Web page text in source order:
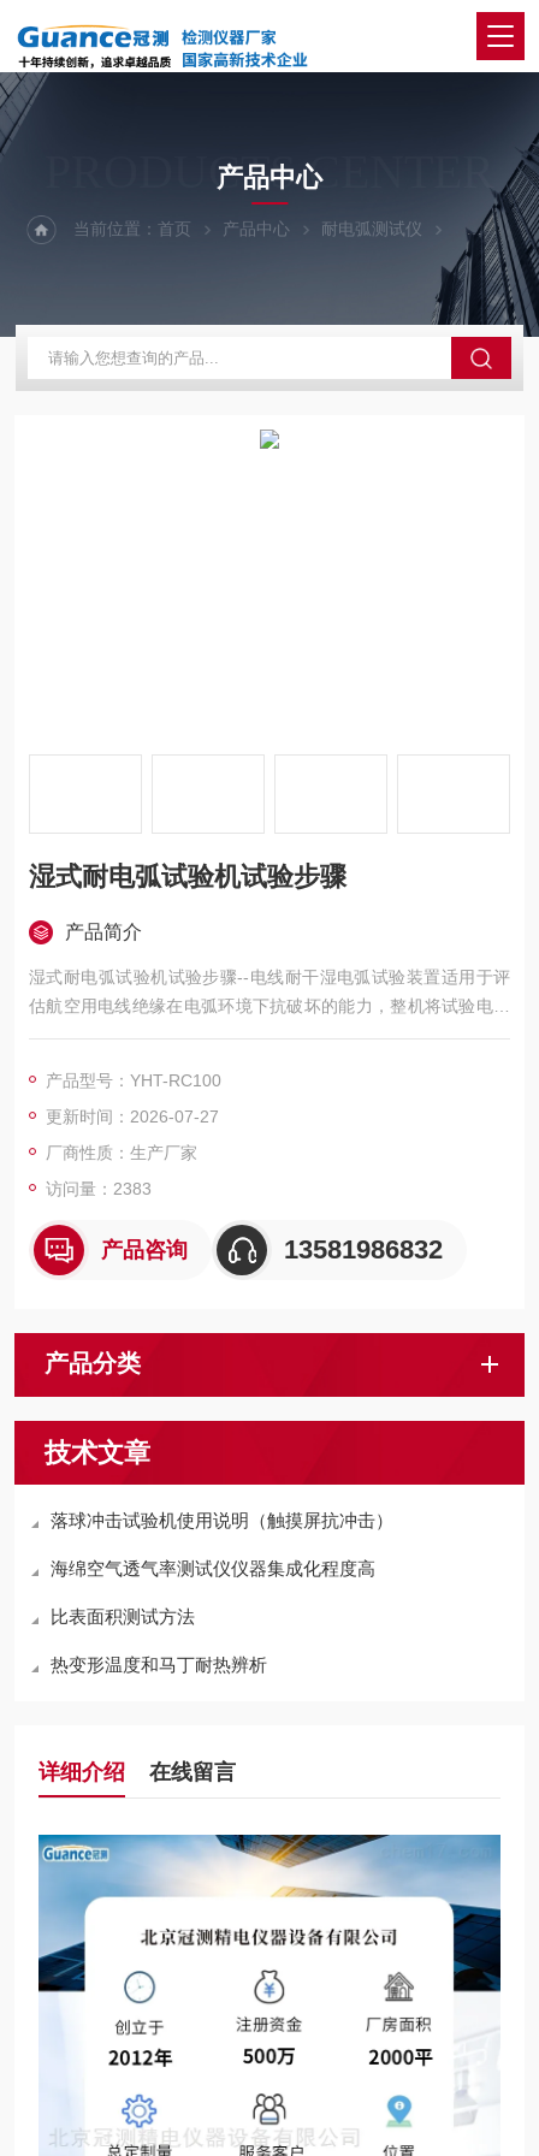
PRODUCTS CENTER
产品中心
当前位置：首页 产品中心 耐电弧测试仪 100-电线
湿式耐电弧试验机试验步骤
产品简介
湿式耐电弧试验机试验步骤--电线耐干湿电弧试验装置适用于评
估航空用电线绝缘在电弧环境下抗破坏的能力，整机将试验电源
控制与机械切割装置、滴液装置有机结合，采用10寸高清触摸屏
流量等参数在触摸屏里显示，是一台专业的电线耐电弧测试设
备。
产品型号：YHT-RC100
更新时间：2026-07-27
厂商性质：生产厂家
访问量：2383
产品咨询 13581986832
产品分类
技术文章
落球冲击试验机使用说明（触摸屏抗冲击）
海绵空气透气率测试仪仪器集成化程度高
比表面积测试方法
热变形温度和马丁耐热辨析
详细介绍 在线留言